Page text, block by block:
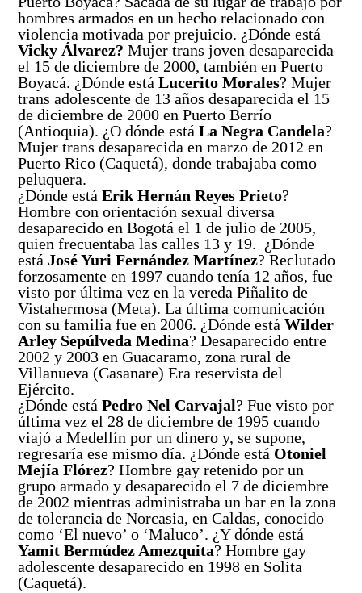
hombres armados en un hecho relacionado con
violencia motivada por prejuicio. ¿Dónde está
Vicky Álvarez? Mujer trans joven desaparecida
el 15 de diciembre de 2000, también en Puerto
Boyacá. ¿Dónde estáLucerito Morales? Mujer
trans adolescente de 13 años desaparecida el 15
de diciembre de 2000 en Puerto Berrío
(Antioquia). ¿O dónde estáLa Negra Candela?
Mujer trans desaparecida en marzo de 2012 en
Puerto Rico (Caquetá), donde trabajaba como
peluquera.
¿Dónde estáErik Hernán Reyes Prieto?
Hombre con orientación sexual diversa
desaparecido en Bogotá el 1 de julio de 2005,
quien frecuentaba las calles 13 y 19. ¿Dónde
está José Yuri Fernández Martínez? Reclutado
forzosamente en 1997 cuando tenía 12 años, fue
visto por última vez en la vereda Piñalito de
Vistahermosa (Meta). La última comunicación
con su familia fue en 2006. ¿Dónde estáWilder
Arley Sepúlveda Medina? Desaparecido entre
2002 y 2003 en Guacaramo, zona rural de
Villanueva (Casanare) Era reservista del
Ejército.
¿Dónde estáPedro Nel Carvajal? Fue visto por
última vez el 28 de diciembre de 1995 cuando
viajó a Medellín por un dinero y, se supone,
regresaría ese mismo día. ¿Dónde está Otoniel
Mejía Flórez? Hombre gay retenido por un
grupo armado y desaparecido el 7 de diciembre
de 2002 mientras administraba un bar en la zona
de tolerancia de Norcasia, en Caldas, conocido
como ‘El nuevo’ o ‘Maluco’. ¿Y dónde está
Yamit Bermúdez Amezquita? Hombre gay
adolescente desaparecido en 1998 en Solita
(Caquetá).